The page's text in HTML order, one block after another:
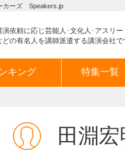
カーズ Speakers.jp
演依頼に応じ芸能人･文化人･アスリー
どの有名人を講師派遣する講演会社で
キング 特集一覧
田淵宏